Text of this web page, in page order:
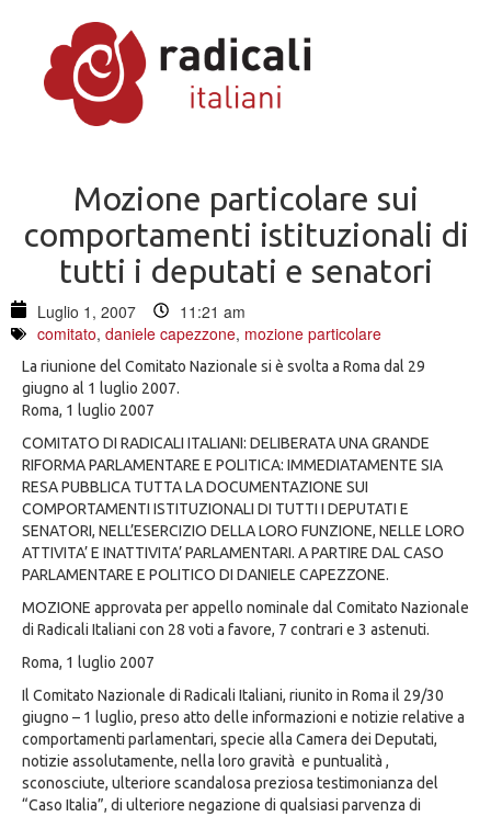
Mozione particolare sui
comportamenti istituzionali di
tutti i deputati e senatori
Luglio 1, 2007
11:21 am
comitato, daniele capezzone, mozione particolare
La riunione del Comitato Nazionale si è svolta a Roma dal 29
giugno al 1 luglio 2007.
Roma, 1 luglio 2007
COMITATO DI RADICALI ITALIANI: DELIBERATA UNA GRANDE
RIFORMA PARLAMENTARE E POLITICA: IMMEDIATAMENTE SIA
RESA PUBBLICA TUTTA LA DOCUMENTAZIONE SUI
COMPORTAMENTI ISTITUZIONALI DI TUTTI I DEPUTATI E
SENATORI, NELL’ESERCIZIO DELLA LORO FUNZIONE, NELLE LORO
ATTIVITA’ E INATTIVITA’ PARLAMENTARI. A PARTIRE DAL CASO
PARLAMENTARE E POLITICO DI DANIELE CAPEZZONE.
MOZIONE approvata per appello nominale dal Comitato Nazionale
di Radicali Italiani con 28 voti a favore, 7 contrari e 3 astenuti.
Roma, 1 luglio 2007
Il Comitato Nazionale di Radicali Italiani, riunito in Roma il 29/30
giugno – 1 luglio, preso atto delle informazioni e notizie relative a
comportamenti parlamentari, specie alla Camera dei Deputati,
notizie assolutamente, nella loro gravità e puntualità ,
sconosciute, ulteriore scandalosa preziosa testimonianza del
“Caso Italia”, di ulteriore negazione di qualsiasi parvenza di